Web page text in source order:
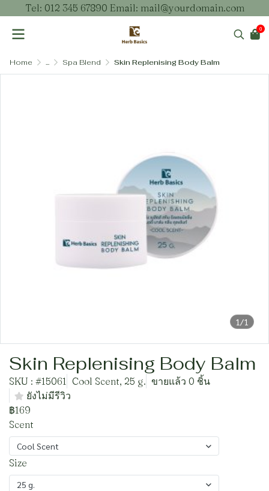
Tel: 012 345 67890 Email: mail@yourdomain.com
0
Home ... Spa Blend Skin Replenising Body Balm
1/1
Skin Replenising Body Balm
SKU : #15061 Cool Scent, 25 g. ขายแล้ว 0 ชิ้น
ยังไม่มีรีวิว
฿169
Scent
Cool Scent
Size
25 g.